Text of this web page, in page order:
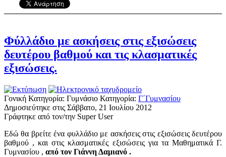
Φύλλάδιο με ασκήσεις στις εξισώσεις
δευτέρου βαθμού και τις κλασματικές
εξισώσεις.
Γονική Κατηγορία: Γυμνάσιο Κατηγορία: Γ΄Γυμνασίου
Δημοσιεύτηκε στις Σάββατο, 21 Ιουλίου 2012
Γράφτηκε από τον/την Super User
Εδώ θα βρείτε ένα φυλλάδιο με ασκήσεις στις εξισώσεις δευτέρου
βαθμού , και στις κλασματικές εξισώσεις για τα Μαθηματικά Γ.
Γυμνασίου , από τον Γιάννη Δαμιανό .